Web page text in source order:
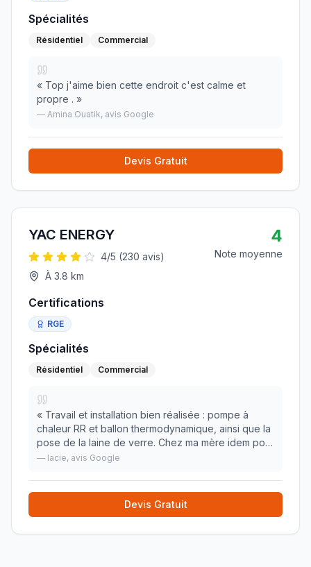
Spécialités
Résidentiel Commercial
« Top j'aime bien cette endroit c'est calme et
propre . »
— Amina Ouatik, avis Google
Devis Gratuit
YAC ENERGY
4/5 (230 avis)
À 3.8 km
4
Note moyenne
Certifications
RGE
Spécialités
Résidentiel Commercial
« Travail et installation bien réalisée : pompe à
chaleur RR et ballon thermodynamique, ainsi que la
pose de la laine de verre. Chez ma mère idem pour
pompe à chaleur AIR/EAU. Trés à l'écoute, à
— lacie, avis Google
Devis Gratuit